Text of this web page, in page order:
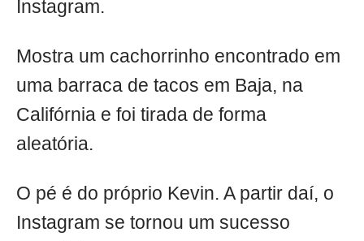
Instagram.
Mostra um cachorrinho encontrado em
uma barraca de tacos em Baja, na
Califórnia e foi tirada de forma
aleatória.
O pé é do próprio Kevin. A partir daí, o
Instagram se tornou um sucesso